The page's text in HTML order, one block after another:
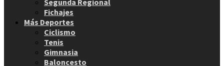
Segunda Regional
Fichajes
Más Deportes
Ciclismo
Tenis
Gimnasia
Baloncesto